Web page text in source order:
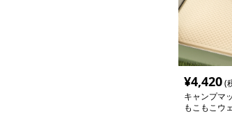
¥4,420(
キャンプマ
もこもこウ